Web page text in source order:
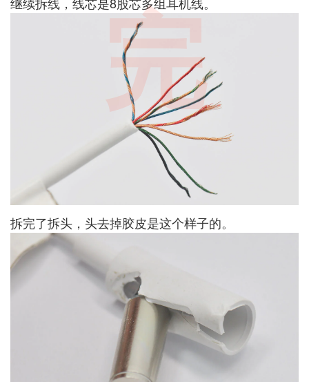
拆完了拆头，头去掉胶皮是这个样子的。
完